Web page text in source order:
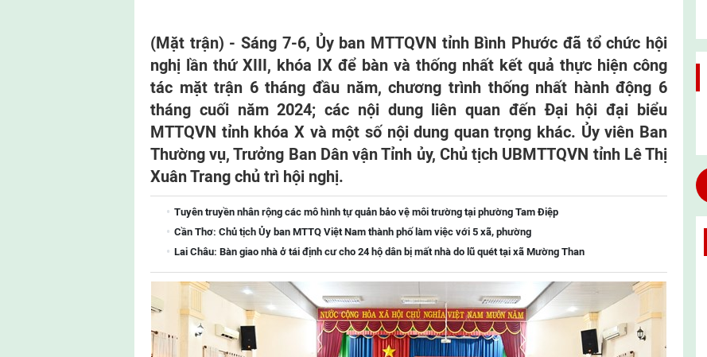
(Mặt trận) - Sáng 7-6, Ủy ban MTTQVN tỉnh Bình Phước đã tổ chức hội
nghị lần thứ XIII, khóa IX để bàn và thống nhất kết quả thực hiện công
tác mặt trận 6 tháng đầu năm, chương trình thống nhất hành động 6
tháng cuối năm 2024; các nội dung liên quan đến Đại hội đại biểu
MTTQVN tỉnh khóa X và một số nội dung quan trọng khác. Ủy viên Ban
Thường vụ, Trưởng Ban Dân vận Tỉnh ủy, Chủ tịch UBMTTQVN tỉnh Lê Thị
Xuân Trang chủ trì hội nghị.
Tuyên truyền nhân rộng các mô hình tự quản bảo vệ môi trường tại phường Tam Điệp
Cần Thơ: Chủ tịch Ủy ban MTTQ Việt Nam thành phố làm việc với 5 xã, phường
Lai Châu: Bàn giao nhà ở tái định cư cho 24 hộ dân bị mất nhà do lũ quét tại xã Mường Than